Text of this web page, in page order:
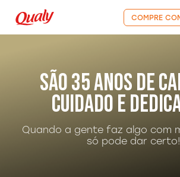
COMPRE
SÃO 35 ANOS DE
CUIDADO E
Quando a gente faz algo com
só pode dar certo!